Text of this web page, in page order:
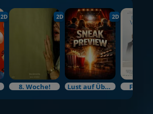
2D 2D
8. Woche!
2D
Lust auf Überraschung?